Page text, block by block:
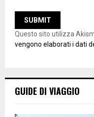
Questo sito utilizza
vengono elaborati i dati
GUIDE DI VIAGGIO